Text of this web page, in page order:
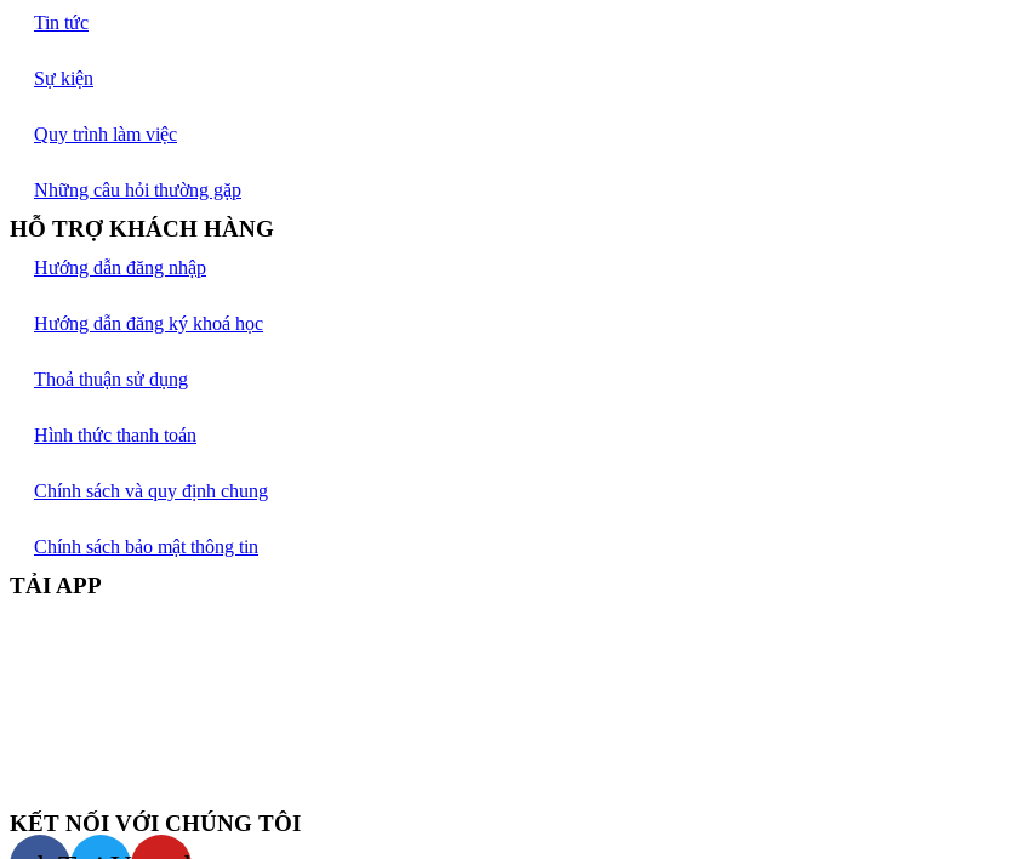
Tin tức
Sự kiện
Quy trình làm việc
Những câu hỏi thường gặp
HỖ TRỢ KHÁCH HÀNG
Hướng dẫn đăng nhập
Hướng dẫn đăng ký khoá học
Thoả thuận sử dụng
Hình thức thanh toán
Chính sách và quy định chung
Chính sách bảo mật thông tin
TẢI APP
KẾT NỐI VỚI CHÚNG TÔI